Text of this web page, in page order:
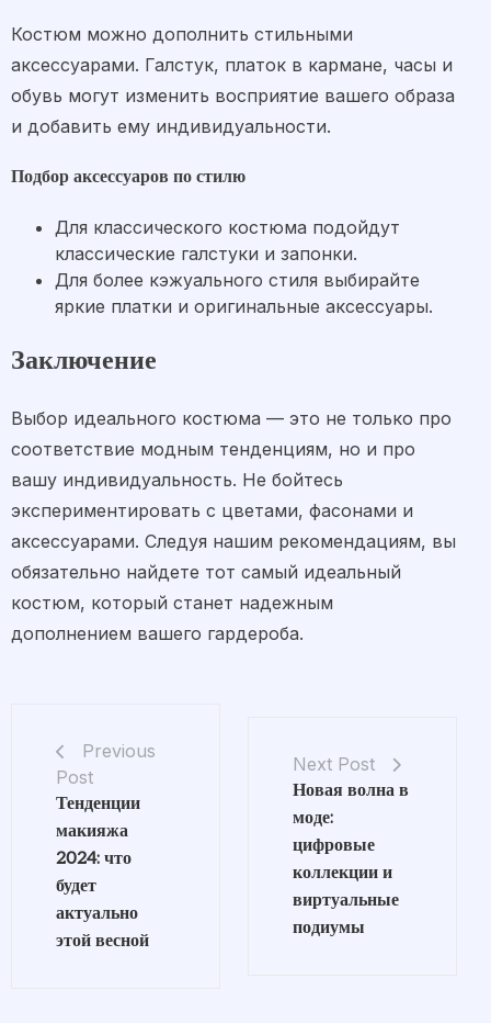
Костюм можно дополнить стильными
аксессуарами. Галстук, платок в кармане, часы и
обувь могут изменить восприятие вашего образа
и добавить ему индивидуальности.
Подбор аксессуаров по стилю
Для классического костюма подойдут
классические галстуки и запонки.
Для более кэжуального стиля выбирайте
яркие платки и оригинальные аксессуары.
Заключение
Выбор идеального костюма — это не только про
соответствие модным тенденциям, но и про
вашу индивидуальность. Не бойтесь
экспериментировать с цветами, фасонами и
аксессуарами. Следуя нашим рекомендациям, вы
обязательно найдете тот самый идеальный
костюм, который станет надежным
дополнением вашего гардероба.
Previous
Post
Тенденции
макияжа
2024: что
будет
актуально
этой весной
Next Post
Новая волна в
моде:
цифровые
коллекции и
виртуальные
подиумы